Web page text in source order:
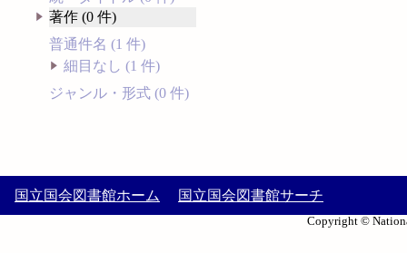
著作 (0 件)
普通件名 (1 件)
細目なし (1 件)
ジャンル・形式 (0 件)
国立国会図書館ホーム 国立国会図書館サーチ
Copyright ©